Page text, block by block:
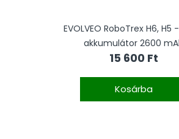
EVOLVEO RoboTrex H6, H5
akkumulátor 2600
15 600 Ft
Kosárba